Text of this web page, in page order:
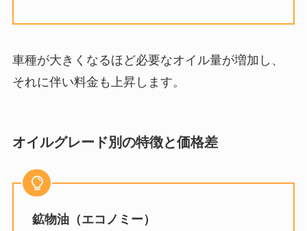
車種が大きくなるほど必要なオイル量が増加し、
それに伴い料金も上昇します。
オイルグレード別の特徴と価格差
鉱物油（エコノミー）